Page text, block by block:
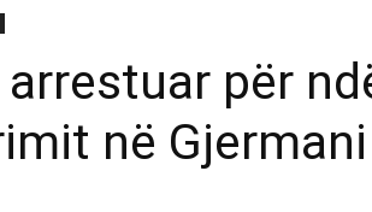
arrestuar për
në Gjermani